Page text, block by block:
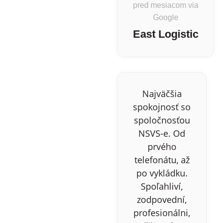
pred mesiacom via
Google
East Logistic
Najväčšia
spokojnosť so
spoločnosťou
NSVS-e. Od
prvého
telefonátu, až
po vykládku.
Spoľahliví,
zodpovední,
profesionálni,